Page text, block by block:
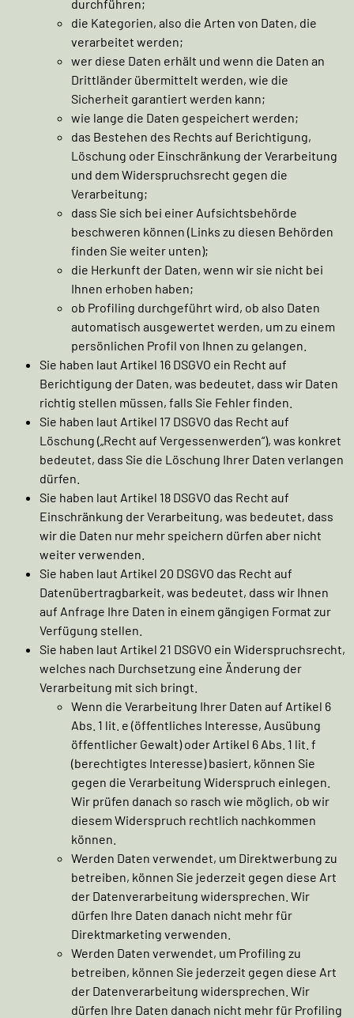
durchführen;
die Kategorien, also die Arten von Daten, die
verarbeitet werden;
wer diese Daten erhält und wenn die Daten an
Drittländer übermittelt werden, wie die
Sicherheit garantiert werden kann;
wie lange die Daten gespeichert werden;
das Bestehen des Rechts auf Berichtigung,
Löschung oder Einschränkung der Verarbeitung
und dem Widerspruchsrecht gegen die
Verarbeitung;
dass Sie sich bei einer Aufsichtsbehörde
beschweren können (Links zu diesen Behörden
finden Sie weiter unten);
die Herkunft der Daten, wenn wir sie nicht bei
Ihnen erhoben haben;
ob Profiling durchgeführt wird, ob also Daten
automatisch ausgewertet werden, um zu einem
persönlichen Profil von Ihnen zu gelangen.
Sie haben laut Artikel 16 DSGVO ein Recht auf
Berichtigung der Daten, was bedeutet, dass wir Daten
richtig stellen müssen, falls Sie Fehler finden.
Sie haben laut Artikel 17 DSGVO das Recht auf
Löschung („Recht auf Vergessenwerden“), was konkret
bedeutet, dass Sie die Löschung Ihrer Daten verlangen
dürfen.
Sie haben laut Artikel 18 DSGVO das Recht auf
Einschränkung der Verarbeitung, was bedeutet, dass
wir die Daten nur mehr speichern dürfen aber nicht
weiter verwenden.
Sie haben laut Artikel 20 DSGVO das Recht auf
Datenübertragbarkeit, was bedeutet, dass wir Ihnen
auf Anfrage Ihre Daten in einem gängigen Format zur
Verfügung stellen.
Sie haben laut Artikel 21 DSGVO ein Widerspruchsrecht,
welches nach Durchsetzung eine Änderung der
Verarbeitung mit sich bringt.
Wenn die Verarbeitung Ihrer Daten auf Artikel 6
Abs. 1 lit. e (öffentliches Interesse, Ausübung
öffentlicher Gewalt) oder Artikel 6 Abs. 1 lit. f
(berechtigtes Interesse) basiert, können Sie
gegen die Verarbeitung Widerspruch einlegen.
Wir prüfen danach so rasch wie möglich, ob wir
diesem Widerspruch rechtlich nachkommen
können.
Werden Daten verwendet, um Direktwerbung zu
betreiben, können Sie jederzeit gegen diese Art
der Datenverarbeitung widersprechen. Wir
dürfen Ihre Daten danach nicht mehr für
Direktmarketing verwenden.
Werden Daten verwendet, um Profiling zu
betreiben, können Sie jederzeit gegen diese Art
der Datenverarbeitung widersprechen. Wir
dürfen Ihre Daten danach nicht mehr für Profiling